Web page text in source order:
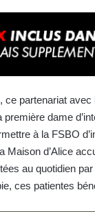
ce partenariat
première dame
à la FSBO
Maison d’Alice
au quotidien
ces patientes